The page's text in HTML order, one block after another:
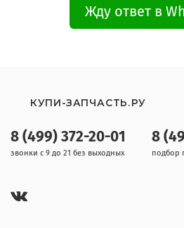
Жду ответ в
8 (499) 372-20-01
звонки с 9 до 21 без выходных
8
подбор
КУПИ-ЗАПЧАСТЬ.РУ